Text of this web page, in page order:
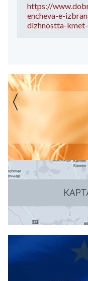
https://
encheva-e-
dlzhnostta-